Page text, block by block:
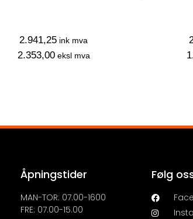
2.941,25 ink mva
2.353,00eksl mva
Åpningstider
MAN-TOR: 07.00-1600
FRE: 07.00-15.00
Følg